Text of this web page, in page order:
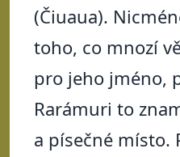
(Čiuaua).
toho, co mnozí
pro jeho jméno,
Rarámuri to
a písečné místo.